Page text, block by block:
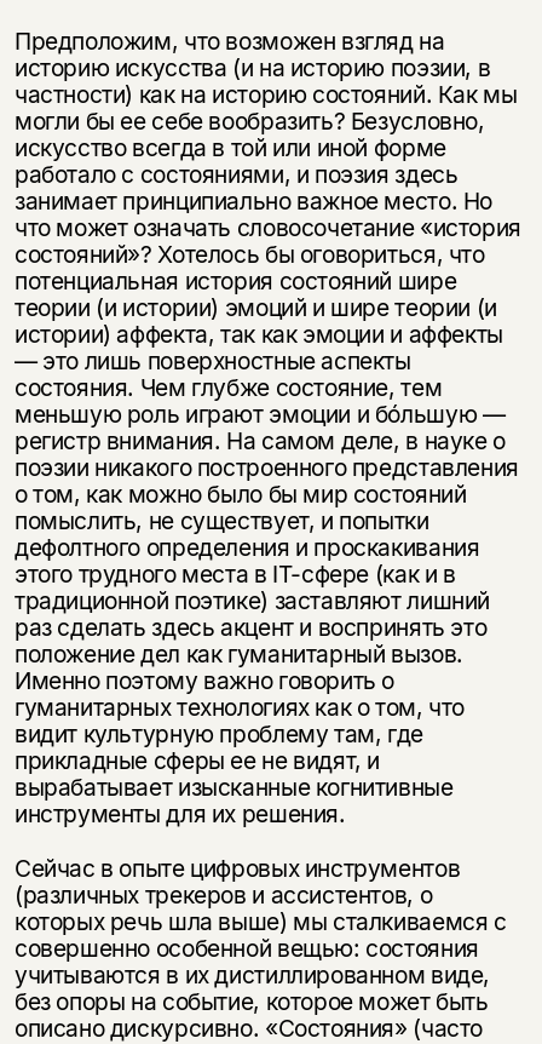
Предположим, что возможен взгляд на
историю искусства (и на историю поэзии, в
частности) как на историю состояний. Как мы
могли бы ее себе вообразить? Безусловно,
искусство всегда в той или иной форме
работало с состояниями, и поэзия здесь
занимает принципиально важное место. Но
что может означать словосочетание «история
состояний»? Хотелось бы оговориться, что
потенциальная история состояний шире
теории (и истории) эмоций и шире теории (и
истории) аффекта, так как эмоции и аффекты
— это лишь поверхностные аспекты
состояния. Чем глубже состояние, тем
меньшую роль играют эмоции и бóльшую —
регистр внимания. На самом деле, в науке о
поэзии никакого построенного представления
о том, как можно было бы мир состояний
помыслить, не существует, и попытки
дефолтного определения и проскакивания
этого трудного места в IT-сфере (как и в
традиционной поэтике) заставляют лишний
раз сделать здесь акцент и воспринять это
положение дел как гуманитарный вызов.
Именно поэтому важно говорить о
гуманитарных технологиях как о том, что
видит культурную проблему там, где
прикладные сферы ее не видят, и
вырабатывает изысканные когнитивные
инструменты для их решения.
Сейчас в опыте цифровых инструментов
(различных трекеров и ассистентов, о
которых речь шла выше) мы сталкиваемся с
совершенно особенной вещью: состояния
учитываются в их дистиллированном виде,
без опоры на событие, которое может быть
описано дискурсивно. «Состояния» (часто